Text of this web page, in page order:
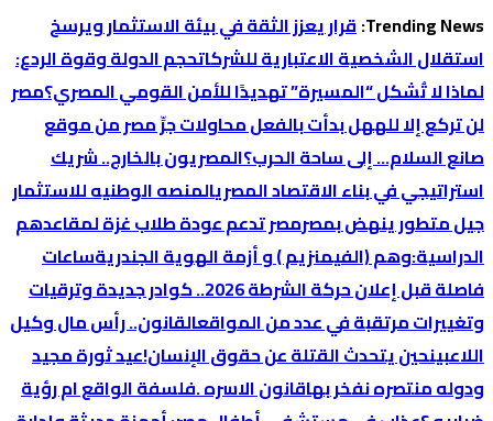
التجاوز
إلى
المحتوى
Trending News: قرار يعزز الثقة في بيئة الاستثمار ويرسخ
استقلال الشخصية الاعتبارية للشركاتحجم الدولة وقوة الردع:
لماذا لا تُشكل “المسيرة” تهديدًا للأمن القومي المصري؟‏مصر
لن تركع إلا للههل بدأت بالفعل محاولات جرِّ مصر من موقع
صانع السلام… إلى ساحة الحرب؟المصريون بالخارج.. شريك
استراتيجي في بناء الاقتصاد المصريالمنصه الوطنيه للاستثمار
جيل متطور ينهض بمصرمصر تدعم عودة طلاب غزة لمقاعدهم
الدراسية:وهم (الفيمنزيم ) و أزمة الهوية الجندريةساعات
فاصلة قبل إعلان حركة الشرطة 2026.. كوادر جديدة وترقيات
وتغييرات مرتقبة في عدد من المواقعالقانون.. رأس مال وكيل
اللاعبينحين يتحدث القتلة عن حقوق الإنسان!عيد ثورة مجيد
ودوله منتصره نفخر بهاقانون الاسره .فلسفة الواقع ام رؤية